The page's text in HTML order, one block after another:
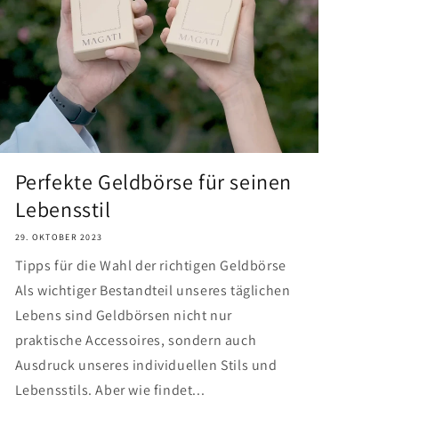
Perfekte Geldbörse für seinen
Lebensstil
29. OKTOBER 2023
Tipps für die Wahl der richtigen Geldbörse
Als wichtiger Bestandteil unseres täglichen
Lebens sind Geldbörsen nicht nur
praktische Accessoires, sondern auch
Ausdruck unseres individuellen Stils und
Lebensstils. Aber wie findet...